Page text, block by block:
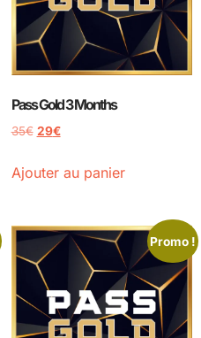
Pass Gold 3 Months
35€ 29€
Ajouter au panier
Promo !